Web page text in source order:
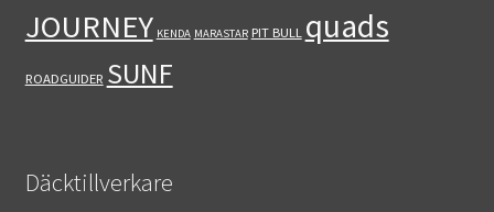
JOURNEY KENDA MARASTAR PIT BULL quads
ROADGUIDER SUNF
Däcktillverkare